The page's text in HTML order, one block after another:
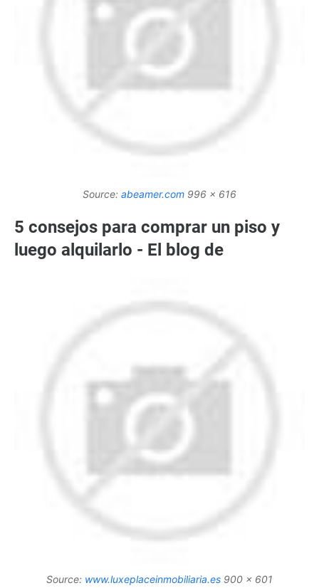
Source: abeamer.com 996 x 616
5 consejos para comprar un piso y
luego alquilarlo - El blog de
Source: www.luxeplaceinmobiliaria.es 900 x 601